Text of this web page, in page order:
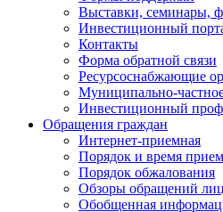
Выставки, семинары,
Инвестиционный
Контакты
Форма обратной связи
Ресурсоснабжающие
Муниципально-
Инвестиционный
Обращения граждан
Интернет-приемная
Порядок и время
Порядок обжалования
Обзоры обращений лиц
Обобщенная